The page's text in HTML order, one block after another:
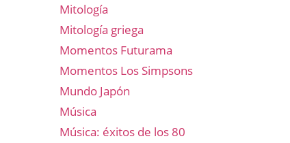
Mitología
Mitología griega
Momentos Futurama
Momentos Los Simpsons
Mundo Japón
Música
Música: éxitos de los 80